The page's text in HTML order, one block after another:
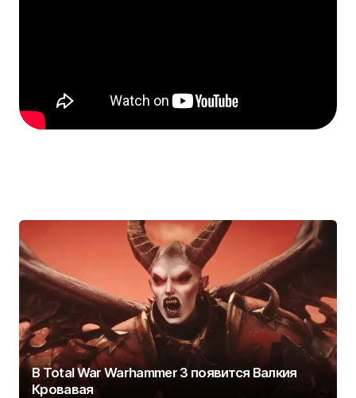
В Total War Warhammer 3 появится Валкия
Кровавая